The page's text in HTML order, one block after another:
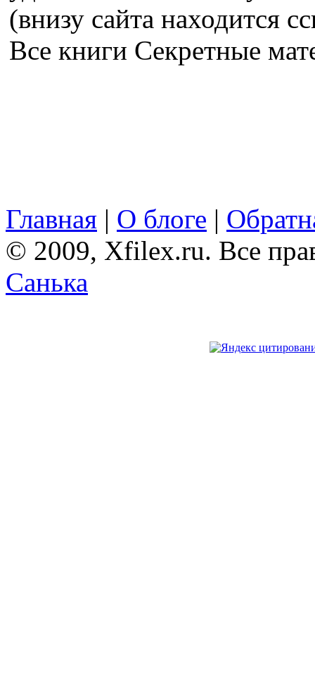
(внизу сайта находится
Все книги Секретные
Главная | О блоге |
© 2009, Xfilex.ru. Все
Санька